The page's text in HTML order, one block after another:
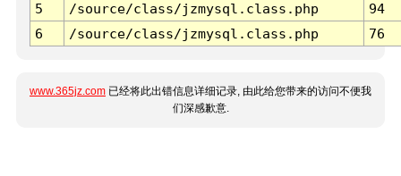
5
/source/class/jzmysql.class.php
94
6
/source/class/jzmysql.class.php 76
www.365jz.com 已经将此出错信息详细记录, 由此给您带来的访问不便我
们深感歉意.